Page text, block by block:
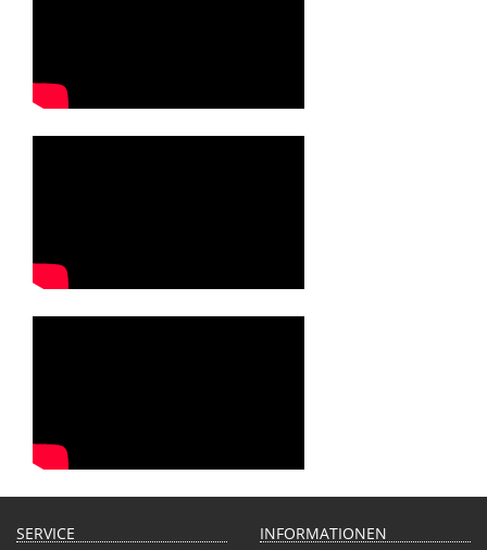
SERVICE INFORMATIONEN